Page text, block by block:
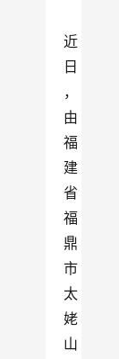
近
日
，
由
福
建
省
福
鼎
市
太
姥
山